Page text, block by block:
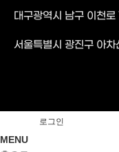
대구광역시 남구 이천
서울특별시 광진구 아
로그인
MENU